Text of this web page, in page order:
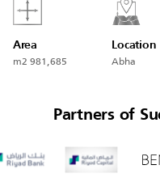
Location
Abha
Area
981,685 m2
Partners of